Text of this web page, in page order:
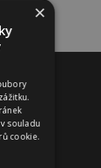
×
souladu
cookie.